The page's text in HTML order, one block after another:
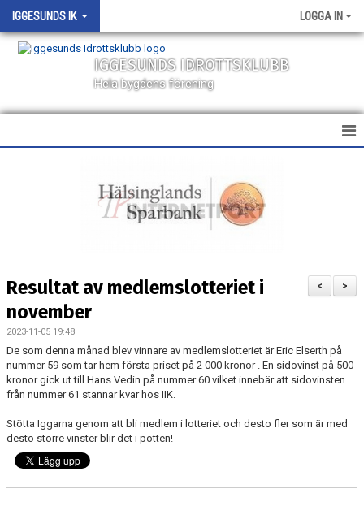
IGGESUNDS IK LOGGA IN
IGGESUNDS IDROTTSKLUBB
Hela bygdens förening
SPONSORER
FÖRENINGSDOMARE
OM KLUBBEN
>
<
Resultat av medlemslotteriet i
november
2023-11-05 19:48
De som denna månad blev vinnare av medlemslotteriet är Eric Elserth på
nummer 59 som tar hem första priset på 2 000 kronor . En sidovinst på 500
kronor gick ut till Hans Vedin på nummer 60 vilket innebär att sidovinsten
från nummer 61 stannar kvar hos IIK.
Stötta Iggarna genom att bli medlem i lotteriet och desto fler som är med
desto större vinster blir det i potten!